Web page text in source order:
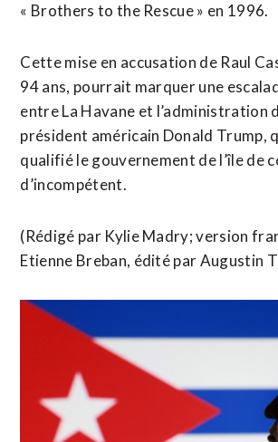
« Brothers to the Rescue » en 1996.
Cette mise en accusation de Raul
94 ans, pourrait marquer une
entre La Havane ⁠et l’administration
président américain Donald Trump,
qualifié le gouvernement de l’île de
d’incompétent.
(Rédigé ​par Kylie Madry; version
Etienne Breban, ​édité par Augustin